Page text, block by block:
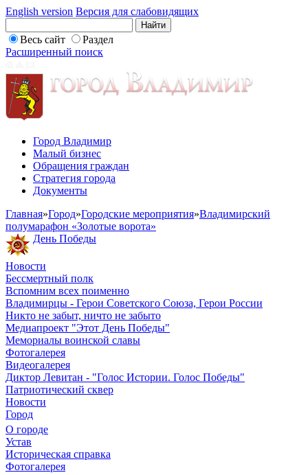
English version Версия для слабовидящих
Весь сайт
Раздел
Расширенный поиск
Город Владимир
Малый бизнес
Обращения граждан
Стратегия города
Документы
Главная»Город»Городские мероприятия»Владимирский
полумарафон «Золотые ворота»
День Победы
Новости
Бессмертный полк
Вспомним всех поименно
Владимирцы - Герои Советского Союза, Герои России
Никто не забыт, ничто не забыто
Медиапроект "Этот День Победы"
Мемориалы воинской славы
Фотогалерея
Видеогалерея
Диктор Левитан - "Голос Истории. Голос Победы"
Патриотический сквер
Новости
Город
О городе
Устав
Историческая справка
Фотогалерея